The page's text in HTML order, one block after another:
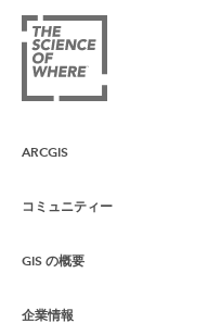
ARCGIS
ArcGIS の概要
マッピング
コミュニティー
Esri Community
ArcGIS ブログ
GIS の概要
GIS とは
企業情報